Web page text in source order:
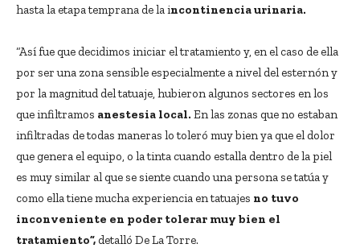
hasta la etapa temprana de la incontinencia urinaria.
“Así fue que decidimos iniciar el tratamiento y, en el caso de ella
por ser una zona sensible especialmente a nivel del esternón y
por la magnitud del tatuaje, hubieron algunos sectores en los
que infiltramos anestesia local. En las zonas que no estaban
infiltradas de todas maneras lo toleró muy bien ya que el dolor
que genera el equipo, o la tinta cuando estalla dentro de la piel
es muy similar al que se siente cuando una persona se tatúa y
como ella tiene mucha experiencia en tatuajes no tuvo
inconveniente en poder tolerar muy bien el
tratamiento”,detalló De La Torre.